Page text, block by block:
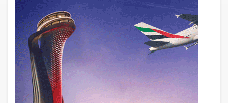
BookingAgora’dan Dubai’ye iki FAM Trip
8 saat önce
AJet Uçuşlarıyla Rus Turist İçin Yeni
Türkiye Rotası
9 saat önce